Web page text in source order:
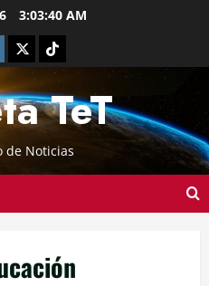
3:03:40 AM
TeT
de Noticias